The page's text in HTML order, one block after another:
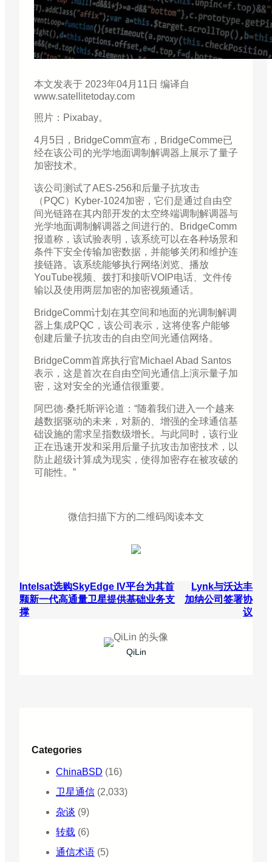
本文发表于 2023年04月11日 编译自
www.satellitetoday.com
照片：Pixabay。
4月5日，BridgeComm宣布，BridgeComme已
经在该公司的光学地面调制解调器上展示了量子
加密技术。
该公司测试了AES-256和后量子抗攻击
（PQC）Kyber-1024加密，它们是通过自由空
间光链路在其内部开发的太空终端调制解调器与
光学地面调制解调器之间进行的。BridgeComm
报道称，该试验表明，该系统可以在各种场景和
条件下安全传输加密数据，并能够关闭和维护连
接链路。该系统能够执行网络浏览、播放
YouTube视频、拨打和接听VOIP电话、文件传
输以及使用两层加密的加密视频通话。
BridgeComm计划在其空间和地面的光调制解调
器上集成PQC，该公司表示，这将使客户能够
创建后量子抗攻击的自由空间光通信网络。
BridgeComm首席执行官Michael Abad Santos
表示，这是首次在自由空间光通信上演示量子加
密，这对安全的光通信很重要。
阿巴德·桑托斯评论道：“随着我们进入一个越来
越数据驱动的未来，对新的、增强的全球通信基
础设施的需求呈指数级增长。与此同时，该行业
正在迅速开发和采用后量子抗攻击加密技术，以
防止超级计算成为现实，使得加密存在被攻破的
可能性。”
微信扫描下方的二维码阅读本文
Intelsat选购SkyEdge IV平台为其首
颗新一代高通量卫星提供基础业务支
撑
Lynk与沃达丰
加纳公司签署协
议
QiLin
Categories
ChinaBSD (16)
卫星通信 (2,033)
杂谈 (9)
转载 (6)
通信术语 (5)